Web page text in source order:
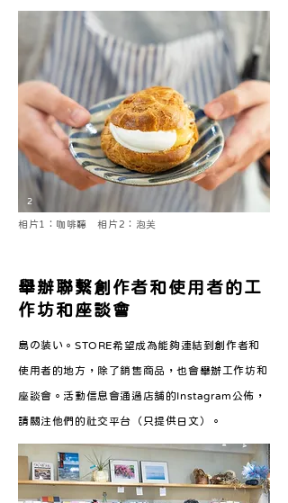
2
相片1：咖啡聽 相片2：泡芙
舉辦聯繫創作者和使用者的工
作坊和座談會
島の装い。STORE希望成為能夠連結到創作者和
使用者的地方，除了銷售商品，也會舉辦工作坊和
座談會。活動信息會通過店舖的Instagram公佈，
請關注他們的社交平台（只提供日文）。